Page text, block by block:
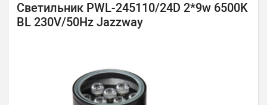
Светильник PWL-245110/24D 2*9w 6500K
BL 230V/50Hz Jazzway